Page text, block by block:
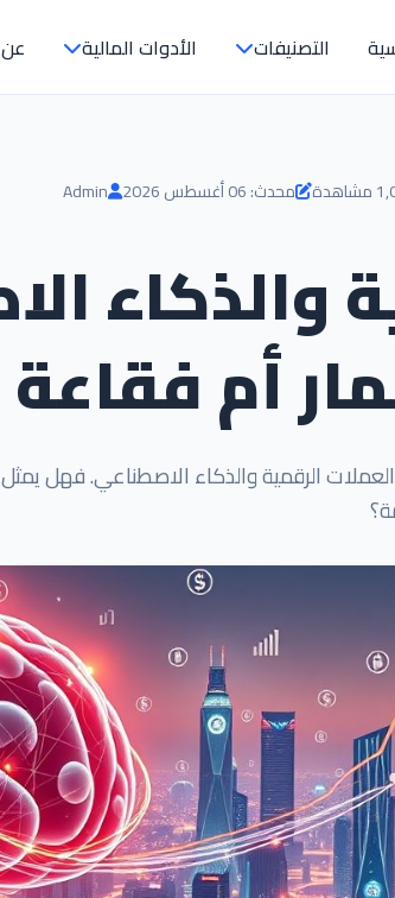
التصنيفات الأدوات المالية
محدث: 06 أغسطس 2026 Admin
والذكاء
أم فقاعة
الرقمية والذكاء الاصطناعي. فهل